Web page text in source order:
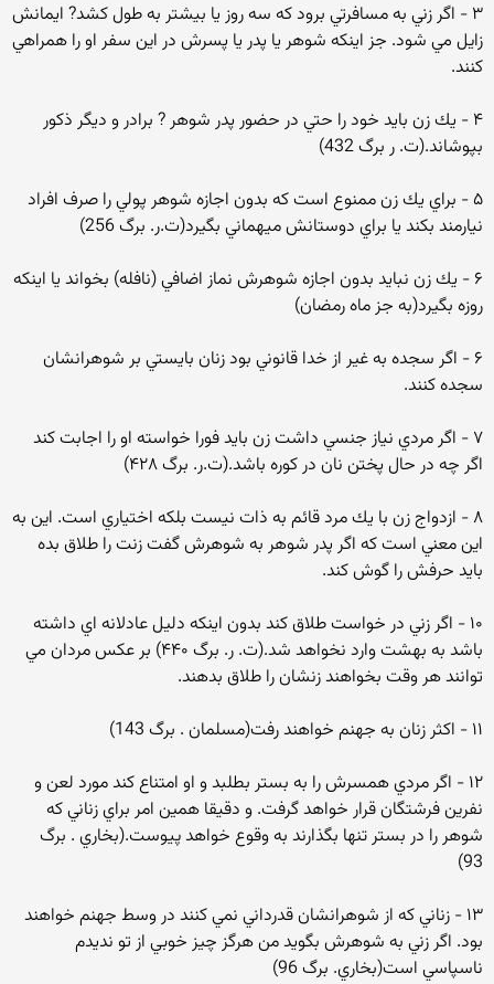
۳ - اگر زني به مسافرتي برود كه سه روز يا بيشتر به طول كشد? ايمانش
زايل مي شود. جز اينكه شوهر يا پدر يا پسرش در اين سفر او را همراهي
كنند.
۴ - يك زن بايد خود را حتي در حضور پدر شوهر ? برادر و ديگر ذكور
بپوشاند.(ت. ر برگ 432)
۵ - براي يك زن ممنوع است كه بدون اجازه شوهر پولي را صرف افراد
نيارمند بكند يا براي دوستانش ميهماني بگيرد(ت.ر. برگ 256)
۶ - يك زن نبايد بدون اجازه شوهرش نماز اضافي (نافله) بخواند يا اينكه
روزه بگيرد(به جز ماه رمضان)
۶ - اگر سجده به غير از خدا قانوني بود زنان بايستي بر شوهرانشان
سجده كنند.
۷ - اگر مردي نياز جنسي داشت زن بايد فورا خواسته او را اجابت كند
اگر چه در حال پختن نان در كوره باشد.(ت.ر. برگ ۴۲۸)
۸ - ازدواج زن با يك مرد قائم به ذات نيست بلكه اختياري است. اين به
اين معني است كه اگر پدر شوهر به شوهرش گفت زنت را طلاق بده
بايد حرفش را گوش كند.
۱۰ - اگر زني در خواست طلاق كند بدون اينكه دليل عادلانه اي داشته
باشد به بهشت وارد نخواهد شد.(ت. ر. برگ ۴۴۰) بر عكس مردان مي
توانند هر وقت بخواهند زنشان را طلاق بدهند.
۱۱ - اكثر زنان به جهنم خواهند رفت(مسلمان . برگ 143)
۱۲ - اگر مردي همسرش را به بستر بطلبد و او امتناع كند مورد لعن و
نفرين فرشتگان قرار خواهد گرفت. و دقيقا همين امر براي زناني كه
شوهر را در بستر تنها بگذارند به وقوع خواهد پيوست.(بخاري . برگ
93)
۱۳ - زناني كه از شوهرانشان قدرداني نمي كنند در وسط جهنم خواهند
بود. اگر زني به شوهرش بگويد من هرگز چيز خوبي از تو نديدم
ناسپاسي است(بخاري. برگ 96)